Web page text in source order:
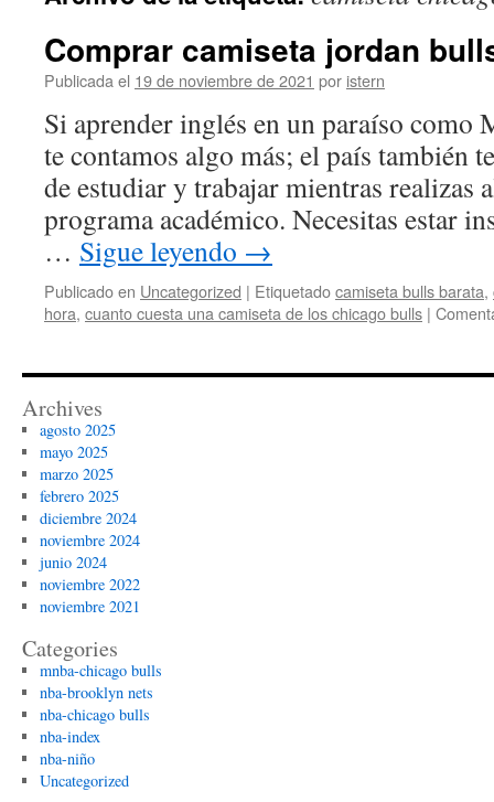
Comprar camiseta jordan
Publicada el 19 de noviembre de 2021 por istern
Si aprender inglés en un paraíso como
te contamos algo más; el país también
de estudiar y trabajar mientras realizas
programa académico. Necesitas estar
… Sigue leyendo →
Publicado en Uncategorized | Etiquetadocamiseta bulls barata,
hora, cuanto cuesta una camiseta de los chicago bulls |
Archives
agosto 2025
mayo 2025
marzo 2025
febrero 2025
diciembre 2024
noviembre 2024
junio 2024
noviembre 2022
noviembre 2021
Categories
mnba-chicago bulls
nba-brooklyn nets
nba-chicago bulls
nba-index
nba-niño
Uncategorized